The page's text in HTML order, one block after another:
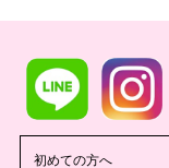
初めての方へ